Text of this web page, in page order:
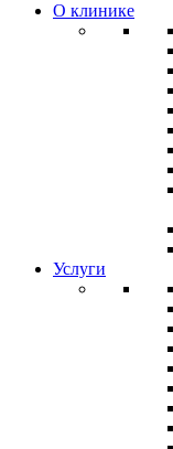
О клинике
Услуги